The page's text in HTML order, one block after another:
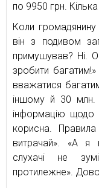
по 9950 грн.
Коли
він з подивом
примушував? Ні.
зробити
вважатися
іншому й 30 млн.
інформацію щодо
корисна.
витрачай». «А я
слухачі не
протилежне».